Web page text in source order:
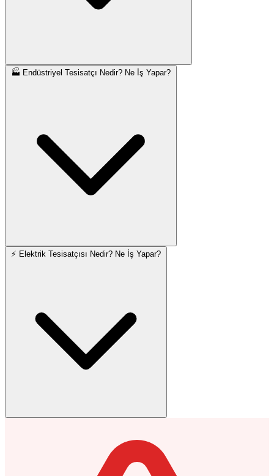
🏭 Endüstriyel Tesisatçı Nedir? Ne İş Yapar?
⚡ Elektrik Tesisatçısı Nedir? Ne İş Yapar?